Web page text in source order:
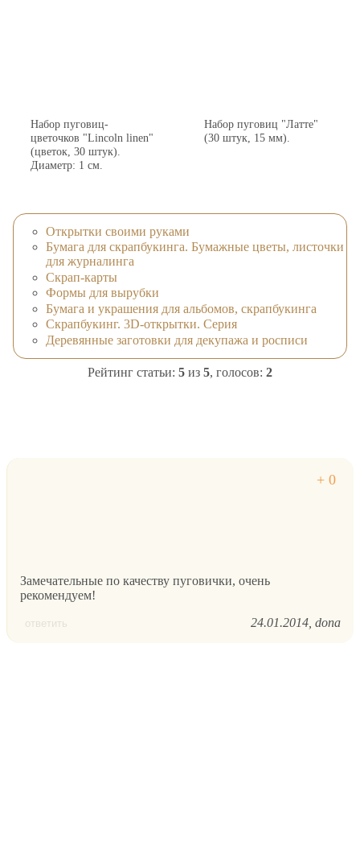
Набор пуговиц-
цветочков "Lincoln linen"
(цветок, 30 штук).
Диаметр: 1 см.
Набор пуговиц "Латте"
(30 штук, 15 мм).
Открытки своими руками
Бумага для скрапбукинга. Бумажные цветы, листочки
для журналинга
Скрап-карты
Формы для вырубки
Бумага и украшения для альбомов, скрапбукинга
Скрапбукинг. 3D-открытки. Серия
Деревянные заготовки для декупажа и росписи
Рейтинг статьи: 5 из 5, голосов: 2
Замечательные по качеству пуговички, очень
рекомендуем!
ответить 24.01.2014 dona